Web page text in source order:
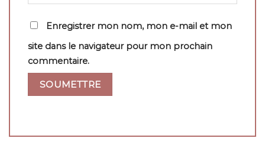
Enregistrer mon nom, mon e-mail et mon
site dans le navigateur pour mon prochain
commentaire.